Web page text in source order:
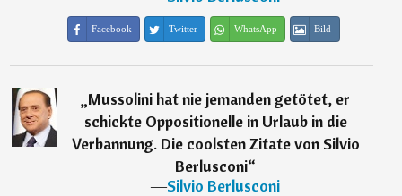
Facebook Twitter WhatsApp Bild
„Mussolini hat nie jemanden getötet, er
schickte Oppositionelle in Urlaub in die
Verbannung. Die coolsten Zitate von Silvio
Berlusconi“
―Silvio Berlusconi